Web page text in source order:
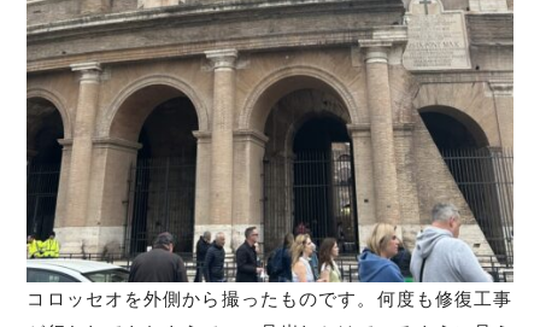
コロッセオを外側から撮ったものです。何度も修復工事